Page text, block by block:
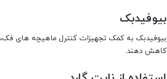
بیوفیدبک
بیوفیدبک به کمک تجهیزات کنترل ماهیچه های فک،
کاهش دهند.